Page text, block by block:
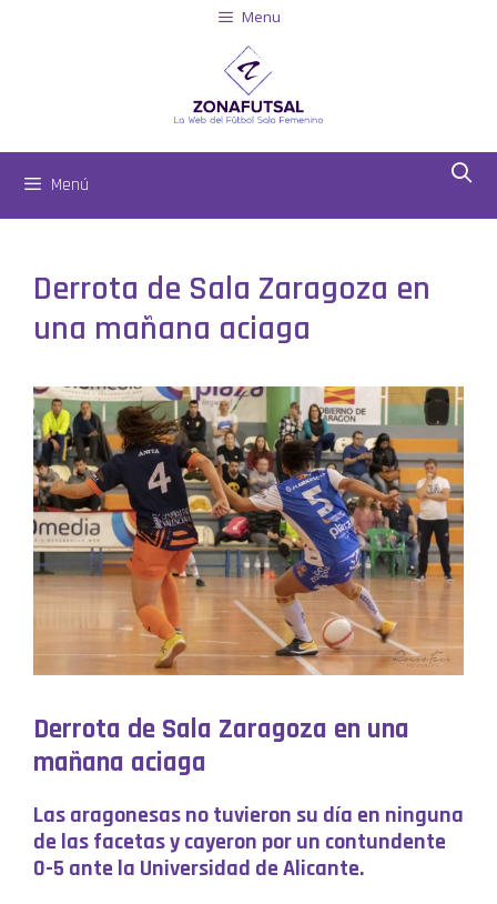
Menu
Menú
Derrota de Sala Zaragoza en
una mañana aciaga
Derrota de Sala Zaragoza en una
mañana aciaga
Las aragonesas no tuvieron su día en ninguna
de las facetas y cayeron por un contundente
0-5 ante la Universidad de Alicante.